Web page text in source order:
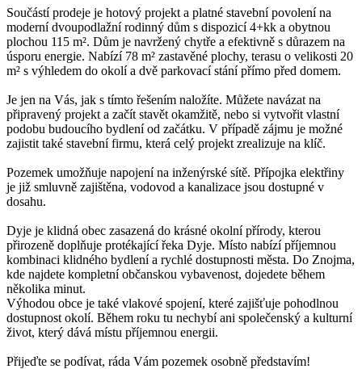
Součástí prodeje je hotový projekt a platné stavební povolení na
moderní dvoupodlažní rodinný dům s dispozicí 4+kk a obytnou
plochou 115 m². Dům je navržený chytře a efektivně s důrazem na
úsporu energie. Nabízí 78 m² zastavěné plochy, terasu o velikosti 20
m² s výhledem do okolí a dvě parkovací stání přímo před domem.
Je jen na Vás, jak s tímto řešením naložíte. Můžete navázat na
připravený projekt a začít stavět okamžitě, nebo si vytvořit vlastní
podobu budoucího bydlení od začátku. V případě zájmu je možné
zajistit také stavební firmu, která celý projekt zrealizuje na klíč.
Pozemek umožňuje napojení na inženýrské sítě. Přípojka elektřiny
je již smluvně zajištěna, vodovod a kanalizace jsou dostupné v
dosahu.
Dyje je klidná obec zasazená do krásné okolní přírody, kterou
přirozeně doplňuje protékající řeka Dyje. Místo nabízí příjemnou
kombinaci klidného bydlení a rychlé dostupnosti města. Do Znojma,
kde najdete kompletní občanskou vybavenost, dojedete během
několika minut.
Výhodou obce je také vlakové spojení, které zajišťuje pohodlnou
dostupnost okolí. Během roku tu nechybí ani společenský a kulturní
život, který dává místu příjemnou energii.
Přijeďte se podívat, ráda Vám pozemek osobně představím!